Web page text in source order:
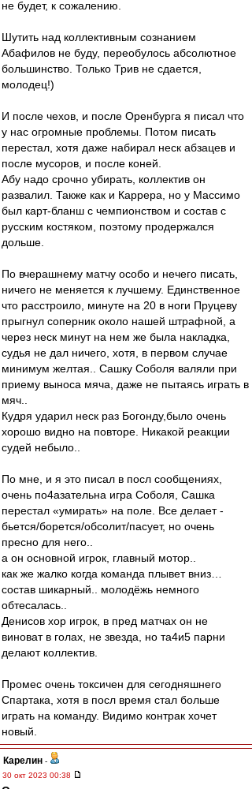
не будет, к сожалению.
Шутить над коллективным сознанием
Абафилов не буду, переобулось абсолютное
большинство. Только Трив не сдается,
молодец!)
И после чехов, и после Оренбурга я писал что
у нас огромные проблемы. Потом писать
перестал, хотя даже набирал неск абзацев и
после мусоров, и после коней.
Абу надо срочно убирать, коллектив он
развалил. Также как и Каррера, но у Массимо
был карт-бланш с чемпионством и состав с
русским костяком, поэтому продержался
дольше.
По вчерашнему матчу особо и нечего писать,
ничего не меняется к лучшему. Единственное
что расстроило, минуте на 20 в ноги Пруцеву
прыгнул соперник около нашей штрафной, а
через неск минут на нем же была накладка,
судья не дал ничего, хотя, в первом случае
минимум желтая.. Сашку Соболя валяли при
приему выноса мяча, даже не пытаясь играть в
мяч..
Кудря ударил неск раз Богонду,было очень
хорошо видно на повторе. Никакой реакции
судей небыло..
По мне, и я это писал в посл сообщениях,
очень по4азательна игра Соболя, Сашка
перестал «умирать» на поле. Все делает -
бьется/борется/обсолит/пасует, но очень
пресно для него..
а он основной игрок, главный мотор..
как же жалко когда команда плывет вниз…
состав шикарный.. молодёжь немного
обтесалась..
Денисов хор игрок, в пред матчах он не
виноват в голах, не звезда, но та4и5 парни
делают коллектив.
Промес очень токсичен для сегодняшнего
Спартака, хотя в посл время стал больше
играть на команду. Видимо контрак хочет
новый.
Карелин -
30 окт 2023 00:38